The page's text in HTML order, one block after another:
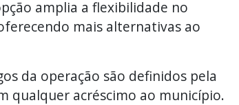
amplia a flexibilidade no
mais alternativas ao
da operação são definidos pela
qualquer acréscimo ao município.